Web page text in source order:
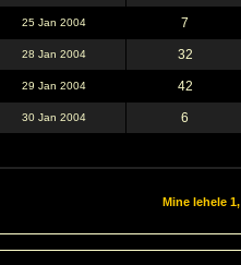
25 Jan 2004 7
28 Jan 2004 32
29 Jan 2004 42
30 Jan 2004 6
Mine lehele 1,